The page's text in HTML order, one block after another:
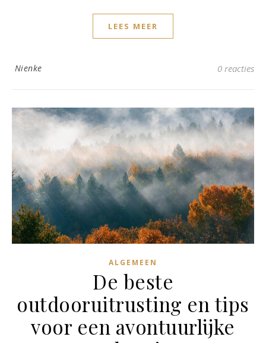
LEES MEER
Nienke 0 reacties
ALGEMEEN
De beste
outdooruitrusting en tips
voor een avontuurlijke